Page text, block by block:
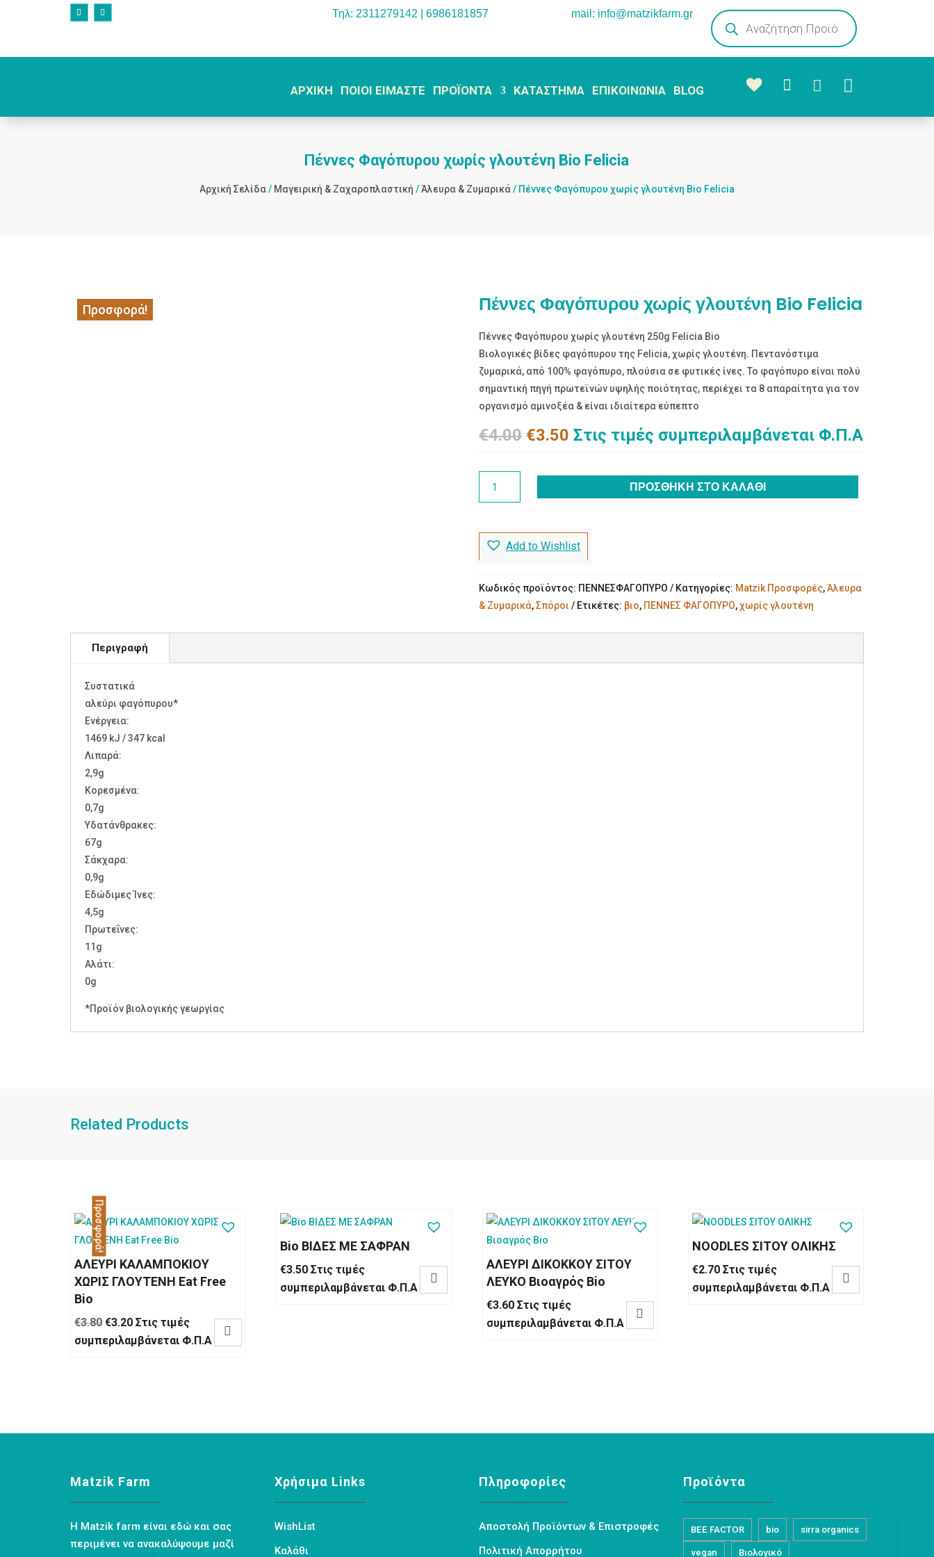
Τηλ: 2311279142 | 6986181857 mail: info@matzikfarm.gr
Products
search
ΑΡΧΙΚΗ ΠΟΙΟΙ ΕΙΜΑΣΤΕ ΠΡΟΪΟΝΤΑ ΚΑΤΑΣΤΗΜΑ ΕΠΙΚΟΙΝΩΝΙΑ BLOG   
Πέννες Φαγόπυρου χωρίς γλουτένη Bio Felicia
Αρχική Σελίδα/ Μαγειρική & Ζαχαροπλαστική /Άλευρα & Ζυμαρικά/ Πέννες Φαγόπυρου χωρίς γλουτένη Bio Felicia
Προσφορά! Πέννες Φαγόπυρου χωρίς γλουτένη Bio Felicia
Πέννες Φαγόπυρου χωρίς γλουτένη 250g Felicia Bio
Βιολογικές βίδες φαγόπυρου της Felicia, χωρίς γλουτένη. Πεντανόστιμα
ζυμαρικά, από 100% φαγόπυρο, πλούσια σε φυτικές ίνες. Το φαγόπυρο είναι πολύ
σημαντική πηγή πρωτεϊνών υψηλής ποιότητας, περιέχει τα 8 απαραίτητα για τον
οργανισμό αμινοξέα & είναι ιδιαίτερα εύπεπτο
€4.00 Original
€3.50 Η
€3.50.
Στις τιμές συμπεριλαμβάνεται Φ.Π.Α
γλουτένη
Bio
ποσότητα
ΠΡΟΣΘΉΚΗ ΣΤΟ ΚΑΛΆΘΙ
Add to Wishlist
Κωδικός προϊόντος: ΠΕΝΝΕΣΦΑΓΟΠΥΡΟ Κατηγορίες: Matzik Προσφορές,Άλευρα
& Ζυμαρικά,Σπόροι Ετικέτες: βιο, ΠΕΝΝΕΣ ΦΑΓΟΠΥΡΟ,χωρίς γλουτένη
Περιγραφή
Συστατικά
αλεύρι φαγόπυρου*
Ενέργεια:
1469 kJ / 347 kcal
Λιπαρά:
2,9g
Kορεσμένα:
0,7g
Υδατάνθρακες:
67g
Σάκχαρα:
0,9g
Εδώδιμες Ίνες:
4,5g
Πρωτεΐνες:
11g
Αλάτι:
0g
*Προϊόν βιολογικής γεωργίας
Related Products
Προσφορά!
ΑΛΕΥΡΙ ΚΑΛΑΜΠΟΚΙΟΥ
ΧΩΡΙΣ ΓΛΟΥΤΕΝΗ Eat Free
Bio
€3.80 Original
price
€3.20Η
τρέχουσα
Στις τιμές
συμπεριλαμβάνεται Φ.Π.Α

Bio ΒΙΔΕΣ ΜΕ ΣΑΦΡΑΝ
€3.50 Στις τιμές
συμπεριλαμβάνεται Φ.Π.Α

ΑΛΕΥΡΙ ΔΙΚΟΚΚΟΥ ΣΙΤΟΥ
ΛΕΥΚΟ Βιοαγρός Bio
€3.60 Στις τιμές
συμπεριλαμβάνεται Φ.Π.Α

NOODLES ΣΙΤΟΥ ΟΛΙΚΗΣ
€2.70 Στις τιμές
συμπεριλαμβάνεται Φ.Π.Α

Matzik Farm
Η Matzik farm είναι εδώ και σας
περιμένει να ανακαλύψουμε μαζί
Χρήσιμα Links
WishList
Καλάθι
Πληροφορίες
Αποστολή Προϊόντων & Επιστροφές
Πολιτική Απορρήτου
Προϊόντα
BEE FACTOR bio sirra organics
vegan Βιολογικό